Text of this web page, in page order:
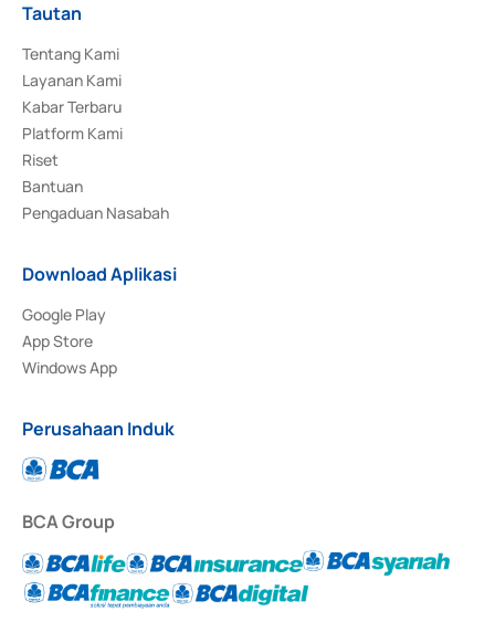
Tautan
Tentang Kami
Layanan Kami
Kabar Terbaru
Platform Kami
Riset
Bantuan
Pengaduan Nasabah
Download Aplikasi
Google Play
App Store
Windows App
Perusahaan Induk
BCA Group